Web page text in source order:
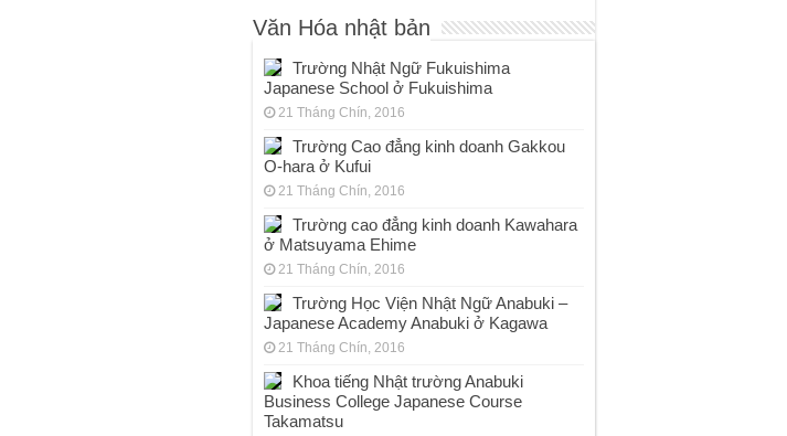
Văn Hóa nhật bản
Trường Nhật Ngữ Fukuishima
Japanese School ở Fukuishima
21 Tháng Chín, 2016
Trường Cao đẳng kinh doanh Gakkou
O-hara ở Kufui
21 Tháng Chín, 2016
Trường cao đẳng kinh doanh Kawahara
ở Matsuyama Ehime
21 Tháng Chín, 2016
Trường Học Viện Nhật Ngữ Anabuki –
Japanese Academy Anabuki ở Kagawa
21 Tháng Chín, 2016
Khoa tiếng Nhật trường Anabuki
Business College Japanese Course
Takamatsu